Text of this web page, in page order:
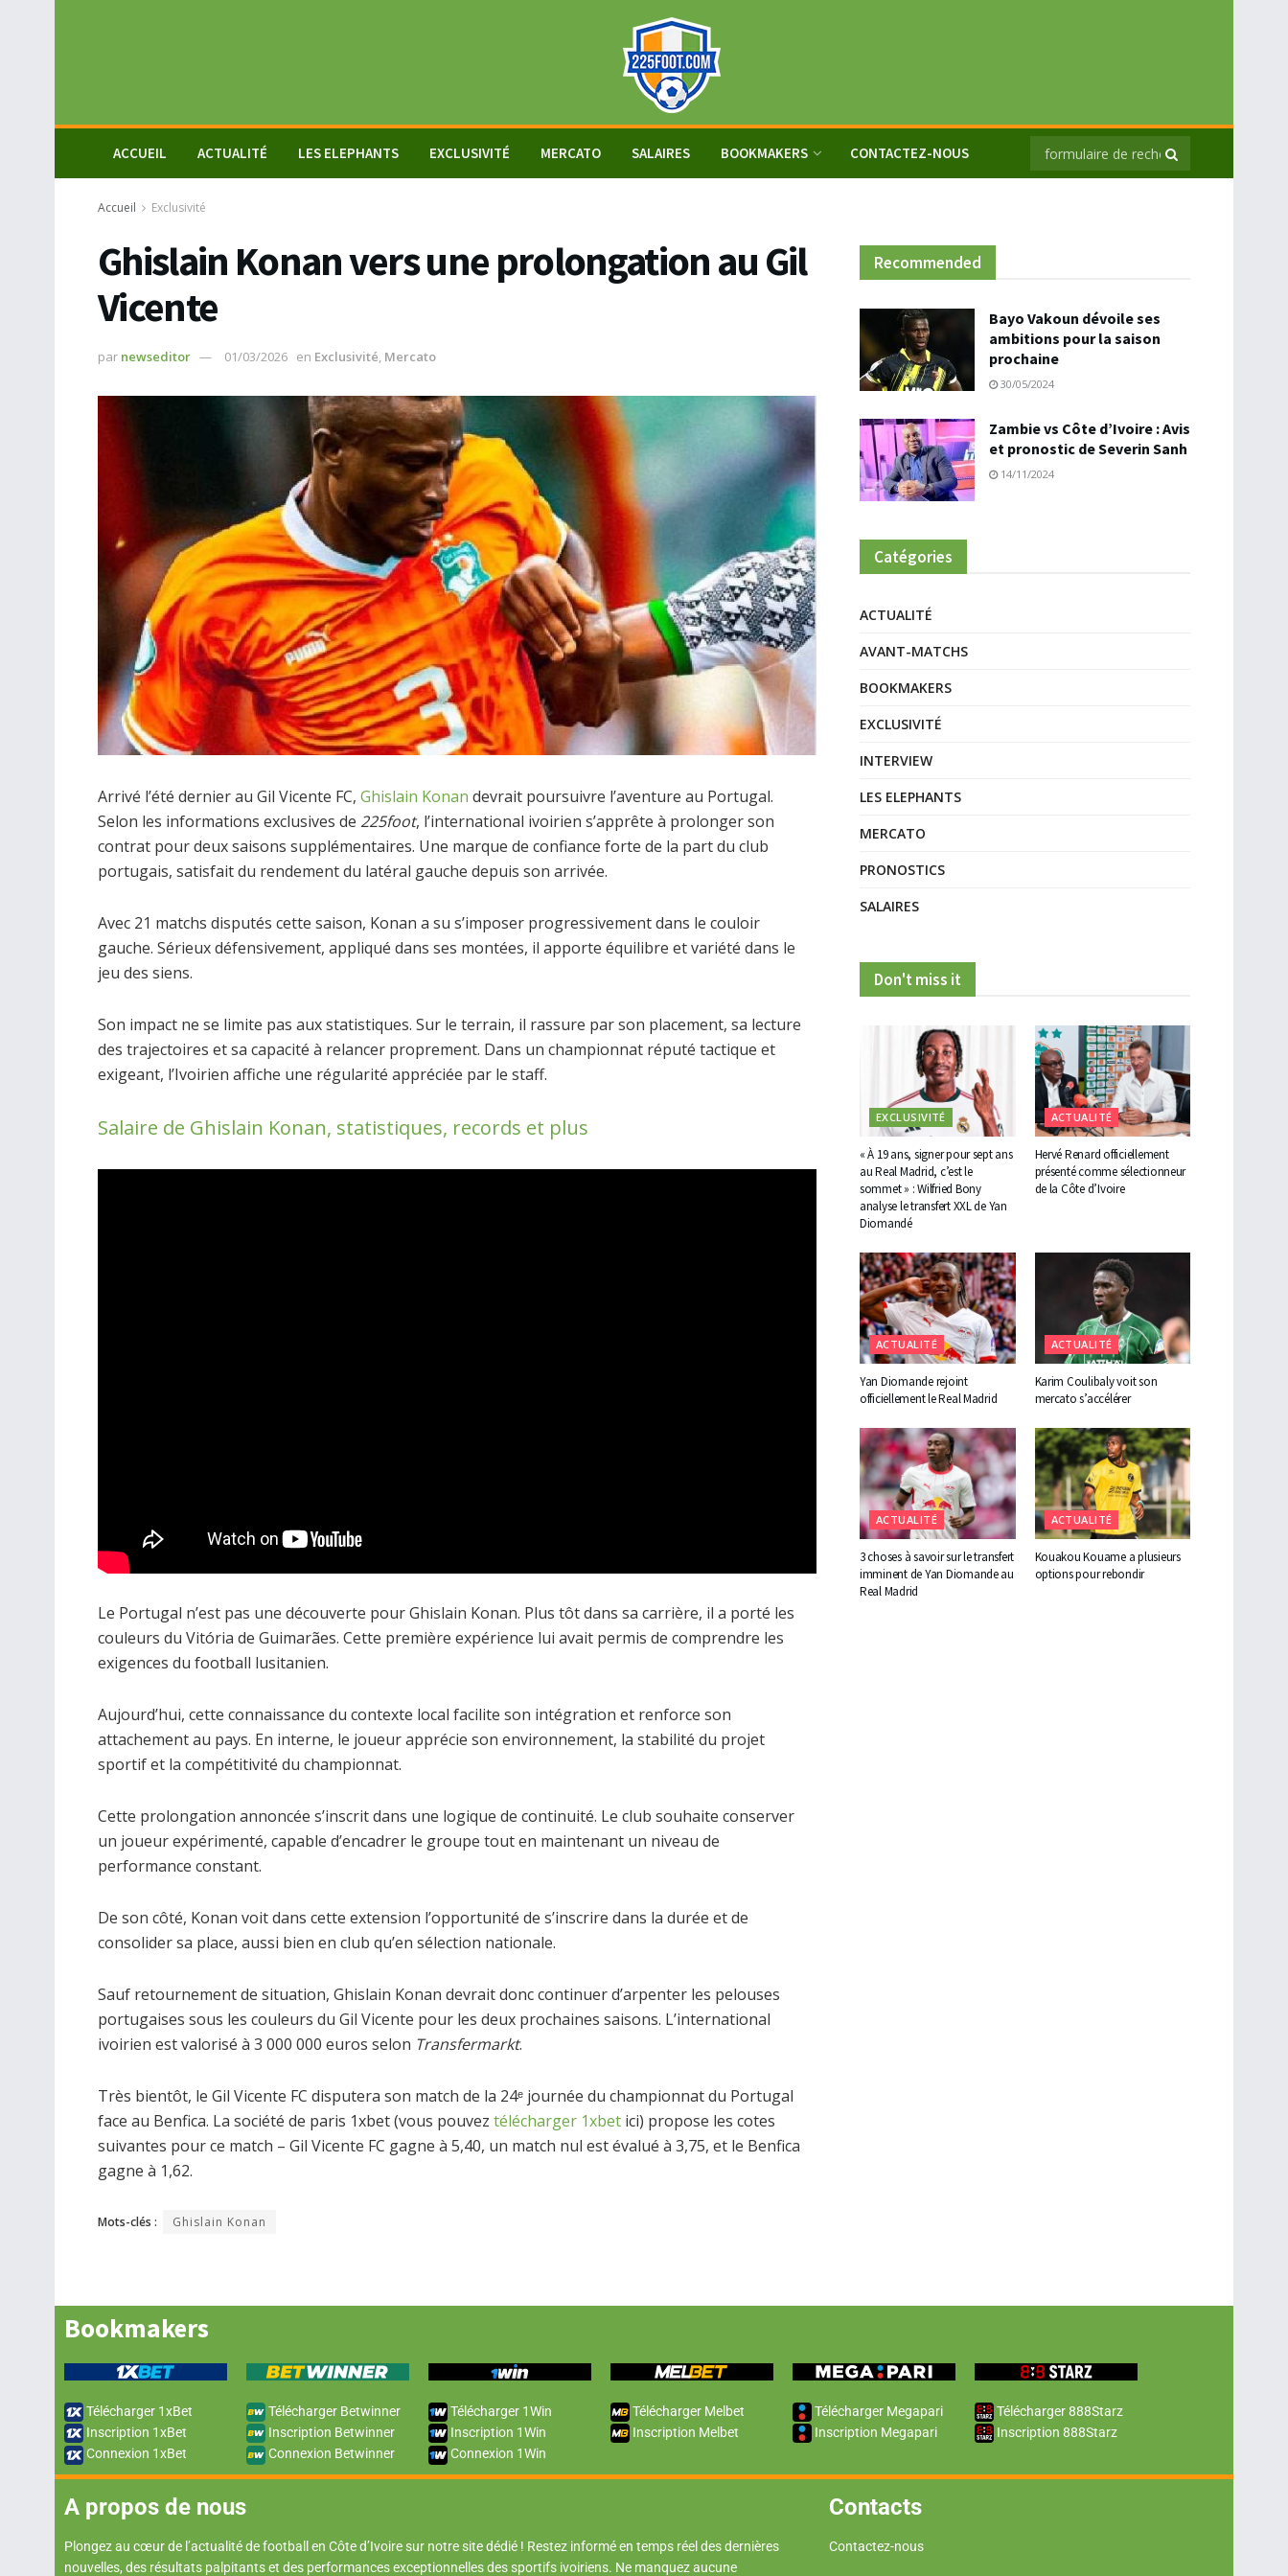
ACCUEIL ACTUALITÉ LES ELEPHANTS EXCLUSIVITÉ MERCATO SALAIRES BOOKMAKERS CONTACTEZ-NOUS
Accueil Exclusivité
Ghislain Konan vers une prolongation au Gil
Vicente
par newseditor 01/03/2026 en Exclusivité, Mercato
Arrivé l’été dernier au Gil Vicente FC, Ghislain Konan devrait poursuivre l’aventure au Portugal.
Selon les informations exclusives de 225foot, l’international ivoirien s’apprête à prolonger son
contrat pour deux saisons supplémentaires. Une marque de confiance forte de la part du club
portugais, satisfait du rendement du latéral gauche depuis son arrivée.
Avec 21 matchs disputés cette saison, Konan a su s’imposer progressivement dans le couloir
gauche. Sérieux défensivement, appliqué dans ses montées, il apporte équilibre et variété dans le
jeu des siens.
Son impact ne se limite pas aux statistiques. Sur le terrain, il rassure par son placement, sa lecture
des trajectoires et sa capacité à relancer proprement. Dans un championnat réputé tactique et
exigeant, l’Ivoirien affiche une régularité appréciée par le staff.
Salaire de Ghislain Konan, statistiques, records et plus
Le Portugal n’est pas une découverte pour Ghislain Konan. Plus tôt dans sa carrière, il a porté les
couleurs du Vitória de Guimarães. Cette première expérience lui avait permis de comprendre les
exigences du football lusitanien.
Aujourd’hui, cette connaissance du contexte local facilite son intégration et renforce son
attachement au pays. En interne, le joueur apprécie son environnement, la stabilité du projet
sportif et la compétitivité du championnat.
Cette prolongation annoncée s’inscrit dans une logique de continuité. Le club souhaite conserver
un joueur expérimenté, capable d’encadrer le groupe tout en maintenant un niveau de
performance constant.
De son côté, Konan voit dans cette extension l’opportunité de s’inscrire dans la durée et de
consolider sa place, aussi bien en club qu’en sélection nationale.
Sauf retournement de situation, Ghislain Konan devrait donc continuer d’arpenter les pelouses
portugaises sous les couleurs du Gil Vicente pour les deux prochaines saisons. L’international
ivoirien est valorisé à 3 000 000 euros selon Transfermarkt.
Très bientôt, le Gil Vicente FC disputera son match de la 24ᵉ journée du championnat du Portugal
face au Benfica. La société de paris 1xbet (vous pouvez télécharger 1xbet ici) propose les cotes
suivantes pour ce match – Gil Vicente FC gagne à 5,40, un match nul est évalué à 3,75, et le Benfica
gagne à 1,62.
Mots-clés : Ghislain Konan
Recommended
Bayo Vakoun dévoile ses
ambitions pour la saison
prochaine
30/05/2024
Zambie vs Côte d’Ivoire : Avis
et pronostic de Severin Sanh
14/11/2024
Catégories
ACTUALITÉ
AVANT-MATCHS
BOOKMAKERS
EXCLUSIVITÉ
INTERVIEW
LES ELEPHANTS
MERCATO
PRONOSTICS
SALAIRES
Don't miss it
EXCLUSIVITÉ
« À 19 ans, signer pour sept ans
au Real Madrid, c’est le
sommet » : Wilfried Bony
analyse le transfert XXL de Yan
Diomandé
ACTUALITÉ
Hervé Renard officiellement
présenté comme sélectionneur
de la Côte d’Ivoire
ACTUALITÉ
Yan Diomande rejoint
officiellement le Real Madrid
ACTUALITÉ
Karim Coulibaly voit son
mercato s’accélérer
ACTUALITÉ
3 choses à savoir sur le transfert
imminent de Yan Diomande au
Real Madrid
ACTUALITÉ
Kouakou Kouame a plusieurs
options pour rebondir
Bookmakers
Télécharger 1xBet
Inscription 1xBet
Connexion 1xBet
Télécharger Betwinner
Inscription Betwinner
Connexion Betwinner
Télécharger 1Win
Inscription 1Win
Connexion 1Win
Télécharger Melbet
Inscription Melbet
Télécharger Megapari
Inscription Megapari
Télécharger 888Starz
Inscription 888Starz
A propos de nous
Plongez au cœur de l’actualité de football en Côte d’Ivoire sur notre site dédié ! Restez informé en temps réel des dernières
nouvelles, des résultats palpitants et des performances exceptionnelles des sportifs ivoiriens. Ne manquez aucune
Contacts
Contactez-nous